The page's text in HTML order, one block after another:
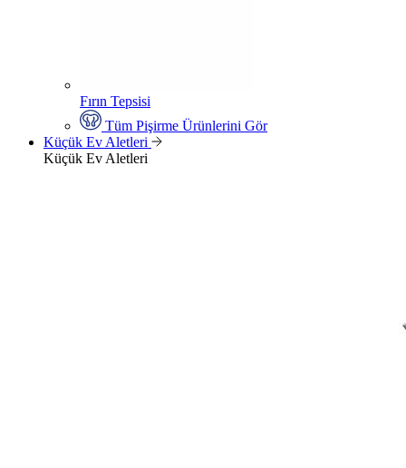
Fırın Tepsisi
Tüm Pişirme Ürünlerini Gör
Küçük Ev Aletleri
Küçük Ev Aletleri